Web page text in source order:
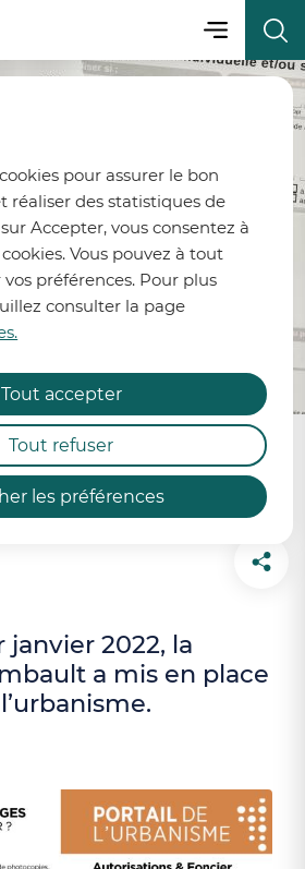
pour assurer le bon
réaliser des statistiques de
Accepter, vous consentez à
Vous pouvez à tout
préférences. Pour plus
consulter la page
les préférences
Tout accepter
Tout refuser
principal
Consulter
le plan
du site
en eau
la ressource en eau, 6 bassins
du Nord et du Pas-de-Calais
placés en alerte et 2 bassins
en vigilance renforcée.
Menu
l'Urbanisme
janvier 2022, la
a mis en place